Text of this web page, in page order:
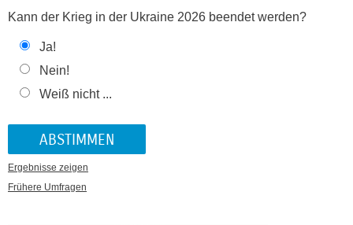
Kann der Krieg in der Ukraine 2026 beendet werden?
Ja!
Nein!
Weiß nicht ...
Ergebnisse zeigen
Frühere Umfragen